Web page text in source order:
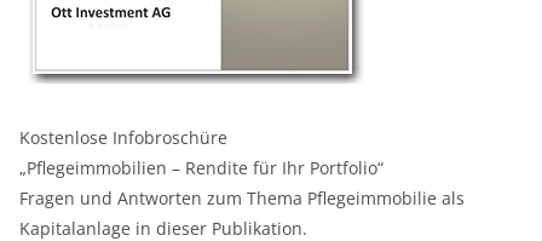
Kostenlose Infobroschüre
„Pflegeimmobilien – Rendite für Ihr Portfolio“
Fragen und Antworten zum Thema Pflegeimmobilie als
Kapitalanlage in dieser Publikation.